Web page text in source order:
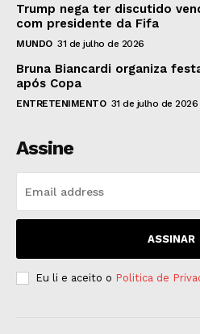
Trump nega ter discutido
com presidente da Fifa
MUNDO 31 de julho de 2026
Bruna Biancardi organiza
após Copa
ENTRETENIMENTO 31 de julho de 2026
Assine
ASSINAR
Eu li e aceito o Politica de